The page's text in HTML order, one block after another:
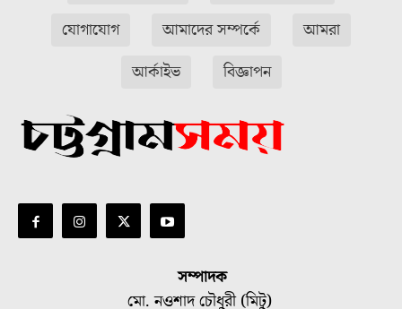
যোগাযোগ
আমাদের সম্পর্কে
আমরা
আর্কাইভ
বিজ্ঞাপন
সম্পাদক
মো. নওশাদ চৌধুরী (মিটু)